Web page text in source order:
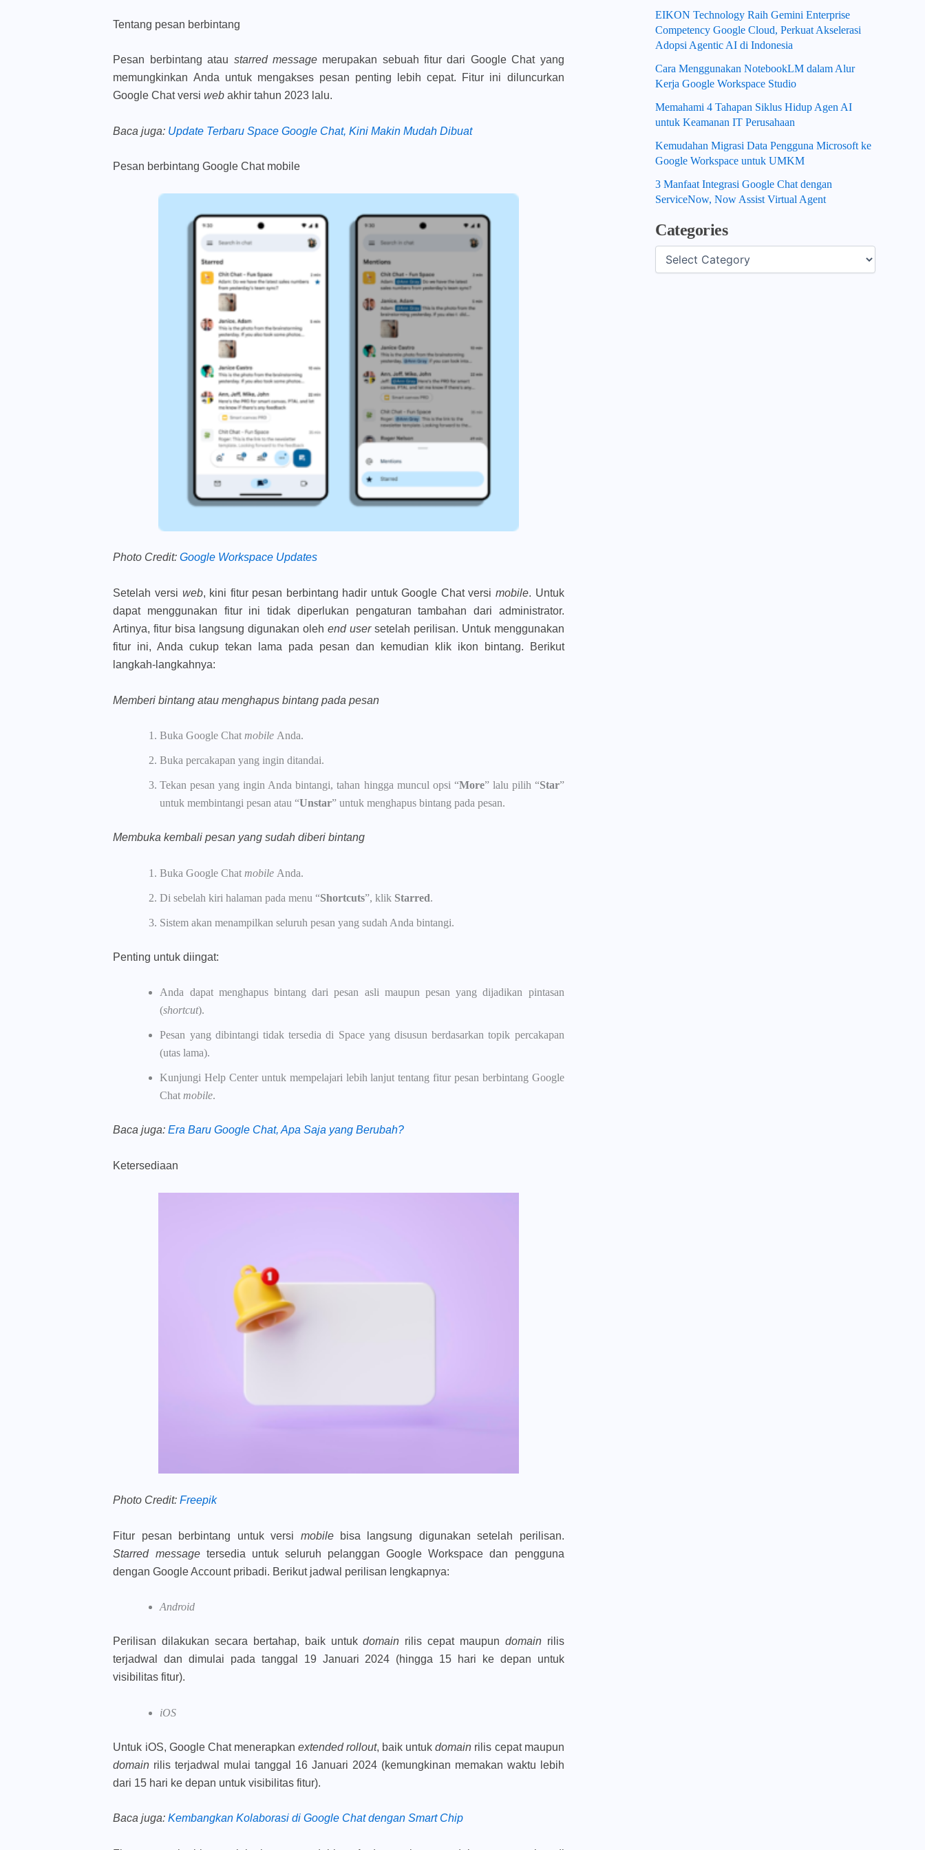
Tentang pesan berbintang
Pesan berbintang atau starred message merupakan sebuah fitur dari Google Chat yang
memungkinkan Anda untuk mengakses pesan penting lebih cepat. Fitur ini diluncurkan
Google Chat versiwebakhir tahun 2023 lalu.
Baca juga: Update Terbaru Space Google Chat, Kini Makin Mudah Dibuat
Pesan berbintang Google Chat mobile
Photo Credit: Google Workspace Updates
Setelah versi web, kini fitur pesan berbintang hadir untuk Google Chat versimobile. Untuk
dapat menggunakan fitur ini tidak diperlukan pengaturan tambahan dari administrator.
Artinya, fitur bisa langsung digunakan oleh end user setelah perilisan. Untuk menggunakan
fitur ini, Anda cukup tekan lama pada pesan dan kemudian klik ikon bintang. Berikut
langkah-langkahnya:
Memberi bintang atau menghapus bintang pada pesan
Buka Google Chat mobile Anda.
Buka percakapan yang ingin ditandai.
Tekan pesan yang ingin Anda bintangi, tahan hingga muncul opsi “More” lalu pilih “Star”
untuk membintangi pesan atau “Unstar” untuk menghapus bintang pada pesan.
Membuka kembali pesan yang sudah diberi bintang
Buka Google Chat mobile Anda.
Di sebelah kiri halaman pada menu “Shortcuts”, klik Starred.
Sistem akan menampilkan seluruh pesan yang sudah Anda bintangi.
Penting untuk diingat:
Anda dapat menghapus bintang dari pesan asli maupun pesan yang dijadikan pintasan
(shortcut).
Pesan yang dibintangi tidak tersedia di Space yang disusun berdasarkan topik percakapan
(utas lama).
Kunjungi Help Center untuk mempelajari lebih lanjut tentang fitur pesan berbintang Google
Chat mobile.
Baca juga: Era Baru Google Chat, Apa Saja yang Berubah?
Ketersediaan
Photo Credit: Freepik
Fitur pesan berbintang untuk versi mobilebisa langsung digunakan setelah perilisan.
Starred message tersedia untuk seluruh pelanggan Google Workspace dan pengguna
dengan Google Account pribadi. Berikut jadwal perilisan lengkapnya:
Android
Perilisan dilakukan secara bertahap, baik untukdomain rilis cepat maupun domain rilis
terjadwal dan dimulai pada tanggal 19 Januari 2024 (hingga 15 hari ke depan untuk
visibilitas fitur).
iOS
Untuk iOS, Google Chat menerapkan extended rollout, baik untukdomain rilis cepat maupun
domain rilis terjadwal mulai tanggal 16 Januari 2024 (kemungkinan memakan waktu lebih
dari 15 hari ke depan untuk visibilitas fitur).
Baca juga: Kembangkan Kolaborasi di Google Chat dengan Smart Chip
EIKON Technology Raih Gemini Enterprise
Competency Google Cloud, Perkuat Akselerasi
Adopsi Agentic AI di Indonesia
Cara Menggunakan NotebookLM dalam Alur
Kerja Google Workspace Studio
Memahami 4 Tahapan Siklus Hidup Agen AI
untuk Keamanan IT Perusahaan
Kemudahan Migrasi Data Pengguna Microsoft ke
Google Workspace untuk UMKM
3 Manfaat Integrasi Google Chat dengan
ServiceNow, Now Assist Virtual Agent
Categories